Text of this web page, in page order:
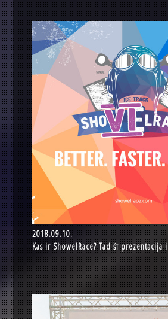
2018.09.10.
Kas ir ShowelRace? Tad šī prezentācija